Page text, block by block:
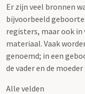
Er zijn veel bronnen
bijvoorbeeld
registers, maar ook in
materiaal. Vaak
genoemd; in een
de vader en de
Alle velden